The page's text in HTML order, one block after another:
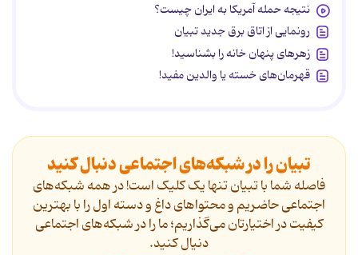
نتیجه حمله آمریکا به ایران چیست؟
رونمایی از اتاق برق جدید تبیان
زهرهای پنهان خانه را بشناسید!
قهرمان‌های خسته یا والدین مفید!
تبیان را در شبکه‌های اجتماعی دنبال کنید
فاصله شما با تبیان تنها یک کلیک است! در همه شبکه‌های
اجتماعی حاضریم و محتواهای داغ و دسته اول را با بهترین
کیفیت در اختیارتان می‌گذاریم؛ ما را در شبکه‌های اجتماعی
دنیال کنید.